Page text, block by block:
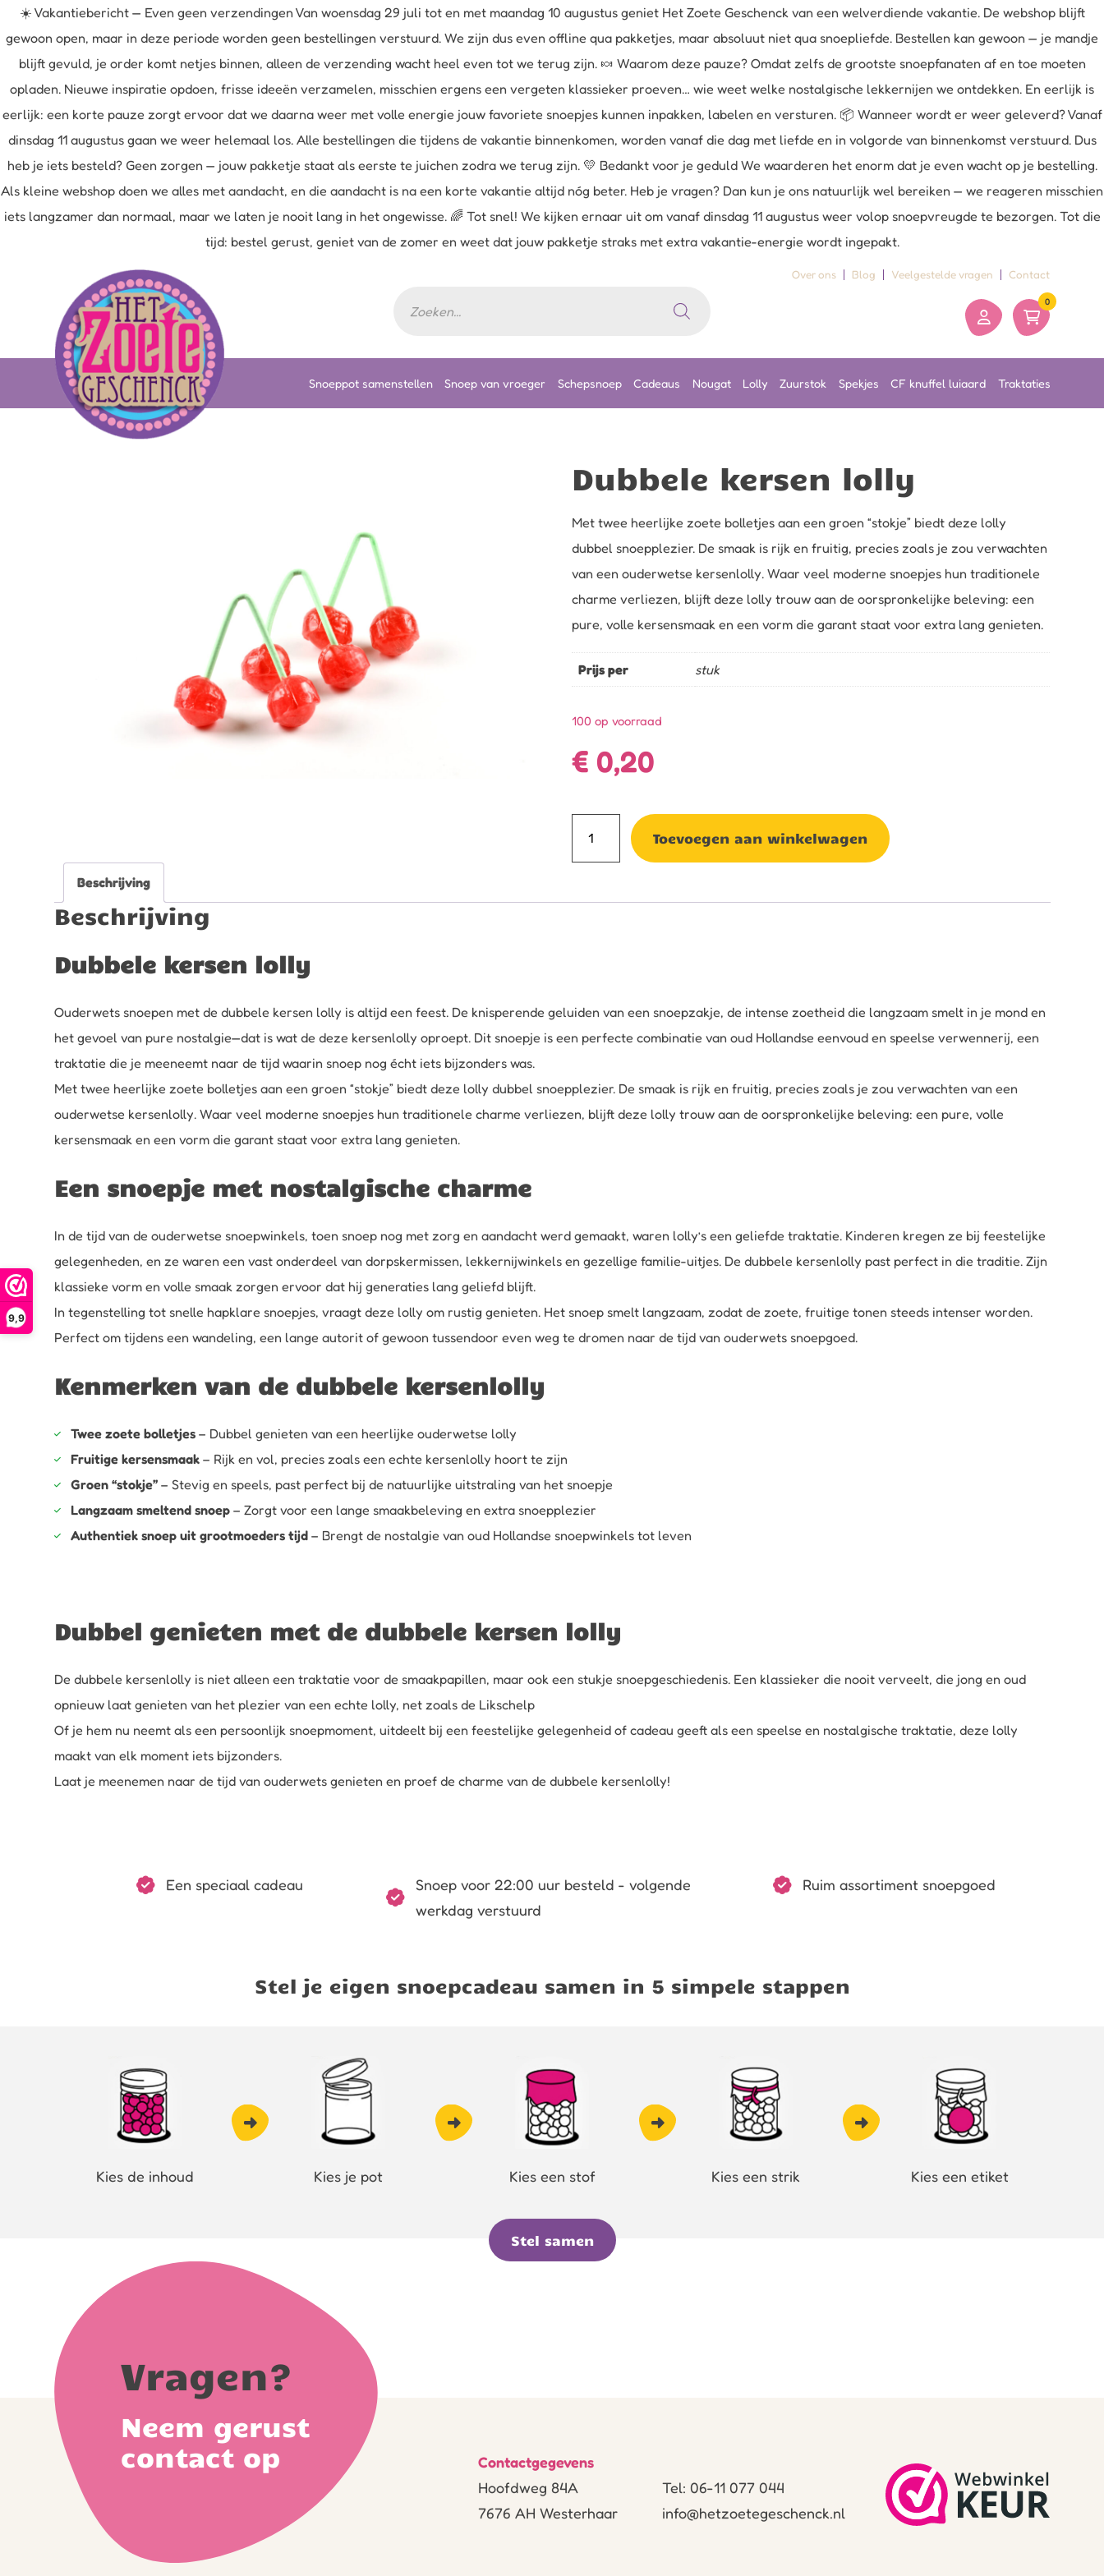
9,9
☀️ Vakantiebericht — Even geen verzendingen Van woensdag 29 juli tot en met maandag 10 augustus geniet Het Zoete Geschenck van een welverdiende vakantie. De webshop blijft
gewoon open, maar in deze periode worden geen bestellingen verstuurd. We zijn dus even offline qua pakketjes, maar absoluut niet qua snoepliefde. Bestellen kan gewoon — je mandje
blijft gevuld, je order komt netjes binnen, alleen de verzending wacht heel even tot we terug zijn. 🍬 Waarom deze pauze? Omdat zelfs de grootste snoepfanaten af en toe moeten
opladen. Nieuwe inspiratie opdoen, frisse ideeën verzamelen, misschien ergens een vergeten klassieker proeven… wie weet welke nostalgische lekkernijen we ontdekken. En eerlijk is
eerlijk: een korte pauze zorgt ervoor dat we daarna weer met volle energie jouw favoriete snoepjes kunnen inpakken, labelen en versturen. 📦 Wanneer wordt er weer geleverd? Vanaf
dinsdag 11 augustus gaan we weer helemaal los. Alle bestellingen die tijdens de vakantie binnenkomen, worden vanaf die dag met liefde en in volgorde van binnenkomst verstuurd. Dus
heb je iets besteld? Geen zorgen — jouw pakketje staat als eerste te juichen zodra we terug zijn. 💛 Bedankt voor je geduld We waarderen het enorm dat je even wacht op je bestelling.
Als kleine webshop doen we alles met aandacht, en die aandacht is na een korte vakantie altijd nóg beter. Heb je vragen? Dan kun je ons natuurlijk wel bereiken — we reageren misschien
iets langzamer dan normaal, maar we laten je nooit lang in het ongewisse. 🌈 Tot snel! We kijken ernaar uit om vanaf dinsdag 11 augustus weer volop snoepvreugde te bezorgen. Tot die
tijd: bestel gerust, geniet van de zomer en weet dat jouw pakketje straks met extra vakantie-energie wordt ingepakt.
zoeken
Over ons Blog Veelgestelde vragen Contact
0
Snoeppot samenstellen Snoep van vroeger Schepsnoep Cadeaus Nougat Lolly Zuurstok Spekjes CF knuffel luiaard Traktaties
€ 0,20
Met twee heerlijke zoete bolletjes aan een groen “stokje” biedt deze lolly
dubbel snoepplezier. De smaak is rijk en fruitig, precies zoals je zou verwachten
van een ouderwetse kersenlolly. Waar veel moderne snoepjes hun traditionele
charme verliezen, blijft deze lolly trouw aan de oorspronkelijke beleving: een
pure, volle kersensmaak en een vorm die garant staat voor extra lang genieten.
100 op voorraad
aantal
Toevoegen aan winkelwagen
Prijs per stuk
Dubbele kersen lolly
Beschrijving
Beschrijving
Dubbele kersen lolly
Ouderwets snoepen met de dubbele kersen lolly is altijd een feest. De knisperende geluiden van een snoepzakje, de intense zoetheid die langzaam smelt in je mond en
het gevoel van pure nostalgie—dat is wat de deze kersenlolly oproept. Dit snoepje is een perfecte combinatie van oud Hollandse eenvoud en speelse verwennerij, een
traktatie die je meeneemt naar de tijd waarin snoep nog écht iets bijzonders was.
Met twee heerlijke zoete bolletjes aan een groen “stokje” biedt deze lolly dubbel snoepplezier. De smaak is rijk en fruitig, precies zoals je zou verwachten van een
ouderwetse kersenlolly. Waar veel moderne snoepjes hun traditionele charme verliezen, blijft deze lolly trouw aan de oorspronkelijke beleving: een pure, volle
kersensmaak en een vorm die garant staat voor extra lang genieten.
Een snoepje met nostalgische charme
In de tijd van de ouderwetse snoepwinkels, toen snoep nog met zorg en aandacht werd gemaakt, waren lolly’s een geliefde traktatie. Kinderen kregen ze bij feestelijke
gelegenheden, en ze waren een vast onderdeel van dorpskermissen, lekkernijwinkels en gezellige familie-uitjes. De dubbele kersenlolly past perfect in die traditie. Zijn
klassieke vorm en volle smaak zorgen ervoor dat hij generaties lang geliefd blijft.
In tegenstelling tot snelle hapklare snoepjes, vraagt deze lolly om rustig genieten. Het snoep smelt langzaam, zodat de zoete, fruitige tonen steeds intenser worden.
Perfect om tijdens een wandeling, een lange autorit of gewoon tussendoor even weg te dromen naar de tijd van ouderwets snoepgoed.
Kenmerken van de dubbele kersenlolly
Twee zoete bolletjes– Dubbel genieten van een heerlijke ouderwetse lolly
Fruitige kersensmaak– Rijk en vol, precies zoals een echte kersenlolly hoort te zijn
Groen “stokje”– Stevig en speels, past perfect bij de natuurlijke uitstraling van het snoepje
Langzaam smeltend snoep– Zorgt voor een lange smaakbeleving en extra snoepplezier
Authentiek snoep uit grootmoeders tijd– Brengt de nostalgie van oud Hollandse snoepwinkels tot leven
Dubbel genieten met de dubbele kersen lolly
De dubbele kersenlolly is niet alleen een traktatie voor de smaakpapillen, maar ook een stukje snoepgeschiedenis. Een klassieker die nooit verveelt, die jong en oud
opnieuw laat genieten van het plezier van een echte lolly, net zoals de Likschelp
Of je hem nu neemt als een persoonlijk snoepmoment, uitdeelt bij een feestelijke gelegenheid of cadeau geeft als een speelse en nostalgische traktatie, deze lolly
maakt van elk moment iets bijzonders.
Laat je meenemen naar de tijd van ouderwets genieten en proef de charme van de dubbele kersenlolly!
Een speciaal cadeau
Snoep voor 22:00 uur besteld - volgende
werkdag verstuurd
Ruim assortiment snoepgoed
Stel je eigen snoepcadeau samen in 5 simpele stappen
Kies de inhoud Kies je pot Kies een stof Kies een strik Kies een etiket
Stel samen
Vragen?
Neem gerust
contact op
Contactgegevens
Hoofdweg 84A
7676 AH Westerhaar
Tel: 06-11 077 044
info@hetzoetegeschenck.nl